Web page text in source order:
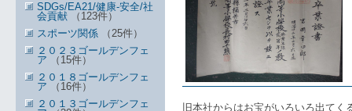
旧本社からはお宝がいろいろ出てく
SDGs/EA21/健康-安全/社
会貢献 （123件）
スポーツ関係 （25件）
２０２３ゴールデンフェ
ア （15件）
２０１８ゴールデンフェ
ア （16件）
２０１３ゴールデンフェ